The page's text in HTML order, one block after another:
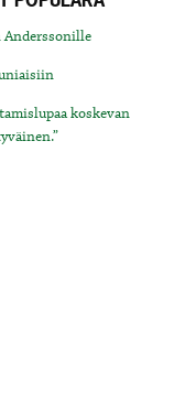
Anderssonille
koskevan